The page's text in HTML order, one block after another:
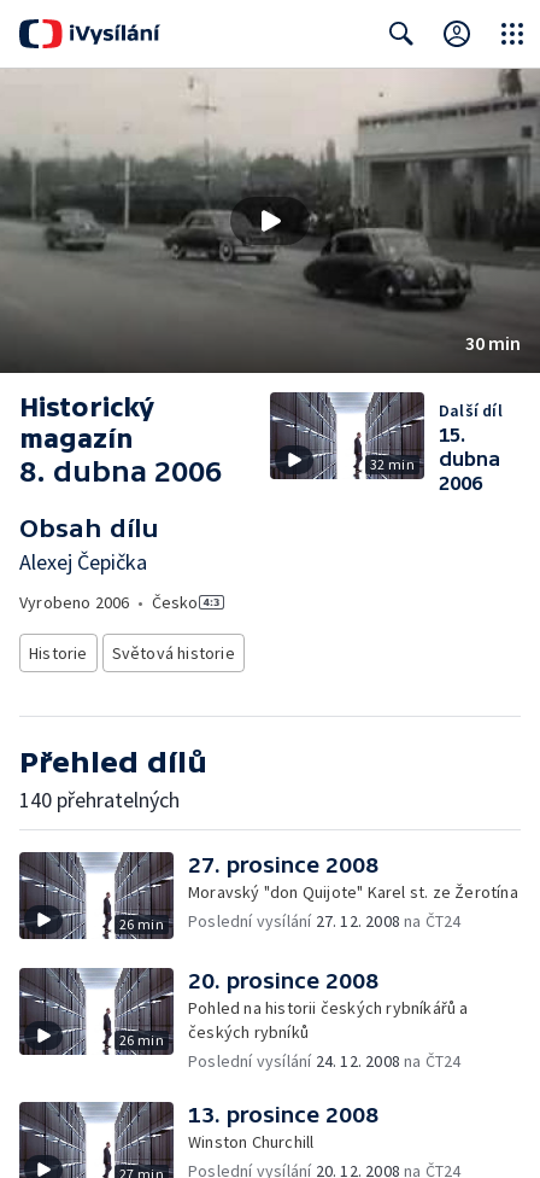
Close
30 min
Historický
magazín
8. dubna 2006
Obsah dílu
Alexej Čepička
Vyrobeno 2006 • Česko
Historie Světová historie
32 min
Další díl
15.
dubna
2006
Přehled dílů
140 přehratelných
26 min
27. prosince 2008
Moravský "don Quijote" Karel st. ze Žerotína
Poslední vysílání 27. 12. 2008 na ČT24
26 min
20. prosince 2008
Pohled na historii českých rybníkářů a
českých rybníků
Poslední vysílání 24. 12. 2008 na ČT24
27 min
13. prosince 2008
Winston Churchill
Poslední vysílání 20. 12. 2008 na ČT24